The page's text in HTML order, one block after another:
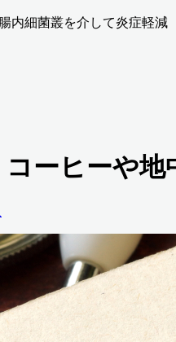
内細菌叢を介して炎症軽減
コーヒーや